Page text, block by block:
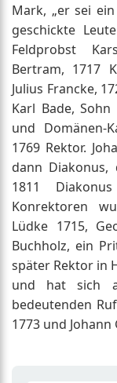
Mark, „er sei
geschickte
Feldprobst
Bertram, 1717
Julius Francke,
Karl Bade,
und Domänen-
1769 Rektor.
dann
1811
Konrektoren
Lüdke 1715,
Buchholz, ein
später Rektor in
und hat sich
bedeutenden
1773 und